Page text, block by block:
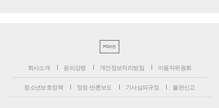
PC버전
회사소개 윤리강령 개인정보처리방침 이용자위원회
청소년보호정책 정정·반론보도 기사심의규정 불편신고